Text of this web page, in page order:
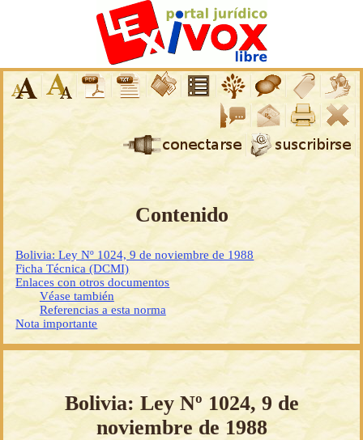
Contenido
Bolivia: Ley Nº 1024, 9 de noviembre de 1988
Ficha Técnica (DCMI)
Enlaces con otros documentos
Véase también
Referencias a esta norma
Nota importante
Bolivia: Ley Nº 1024, 9 de
noviembre de 1988